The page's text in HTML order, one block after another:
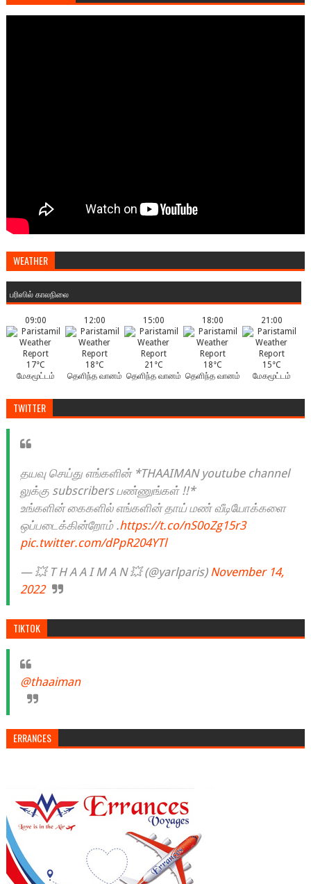
WEATHER
பரிஸில் காலநிலை
09:00
17°C
மேகமூட்டம்
12:00
18°C
தெளிந்த வானம்
15:00
21°C
தெளிந்த வானம்
18:00
18°C
தெளிந்த வானம்
21:00
15°C
மேகமூட்டம்
TWITTER
தயவு செய்து எங்களின் *THAAIMAN youtube channel
லுக்கு subscribers பண்ணுங்கள் !!*
உங்களின் கைகளில் எங்களின் தாய் மண் வீடியோக்களை
ஒப்படைக்கின்றோம் .https://t.co/nS0oZg15r3
pic.twitter.com/dPpR204YTl
— 💥 T H A A I M A N 💥 (@yarlparis) November 14,
2022
TIKTOK
@thaaiman
ERRANCES